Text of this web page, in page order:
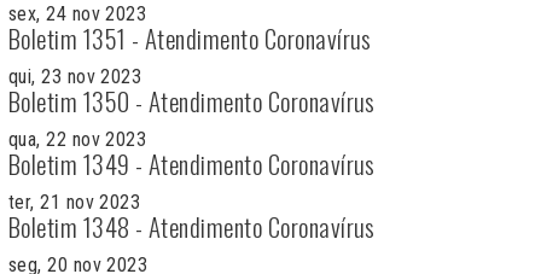
sex, 24 nov 2023
Boletim 1351 - Atendimento Coronavírus
qui, 23 nov 2023
Boletim 1350 - Atendimento Coronavírus
qua, 22 nov 2023
Boletim 1349 - Atendimento Coronavírus
ter, 21 nov 2023
Boletim 1348 - Atendimento Coronavírus
seg, 20 nov 2023